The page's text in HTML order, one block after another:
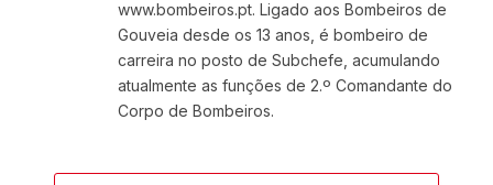
www.bombeiros.pt. Ligado aos Bombeiros de
Gouveia desde os 13 anos, é bombeiro de
carreira no posto de Subchefe, acumulando
atualmente as funções de 2.º Comandante do
Corpo de Bombeiros.